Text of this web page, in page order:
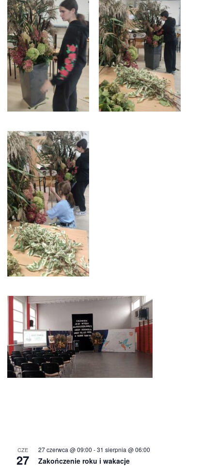
CZE
27
27 czerwca @ 09:00 -31 sierpnia @ 06:00
Zakończenie roku i wakacje